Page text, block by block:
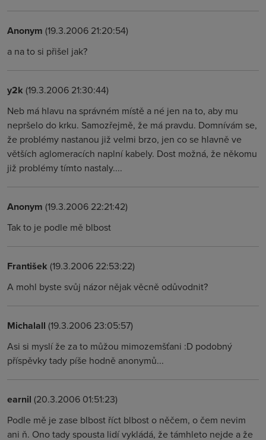
Anonym (19.3.2006 21:20:54)
a na to si přišel jak?
y2k (19.3.2006 21:30:44)
Neb má hlavu na správném místě a né jen na to, aby mu
nepršelo do krku. Samozřejmě, že má pravdu. Domnívám se,
že problémy nastanou již velmi brzo, jen co se hlavně ve
větších aglomeracích naplní kabely. Dost možná, že někomu
již problémy tímto nastaly....
Anonym (19.3.2006 22:21:42)
Tak to je podle mě blbost
František (19.3.2006 22:53:22)
A mohl byste svůj názor nějak věcně odůvodnit?
Michalall (19.3.2006 23:05:57)
Asi si myslí že za to můžou mimozemšťani :D podobný
příspěvky tady píše hodně anonymů...
earnil (20.3.2006 01:51:23)
Podle mě je zase blbost říct blbost o něčem, o čem nevim
ani ň. Ono tady spousta lidí vykládá, že támhleto nejde a že